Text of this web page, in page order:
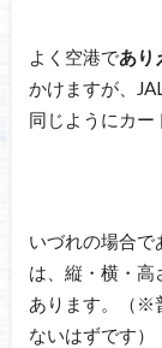
よく空港であり
かけますが、
同じようにカー
いづれの場合で
は、縦・横・
あります。（※
ないはずです）